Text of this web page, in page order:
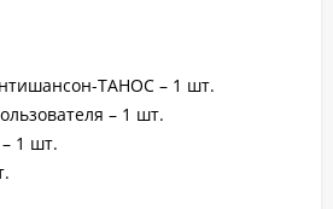
ТАНОС – 1 шт.
– 1 шт.
1 шт.